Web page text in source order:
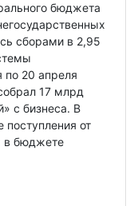
бюджета
сборами в 2,95
20 апреля
17 млрд
с бизнеса. В
поступления от
в бюджете